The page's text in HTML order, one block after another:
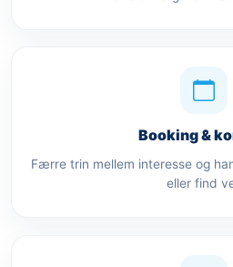
Booking &
Færre trin mellem interesse og
eller find